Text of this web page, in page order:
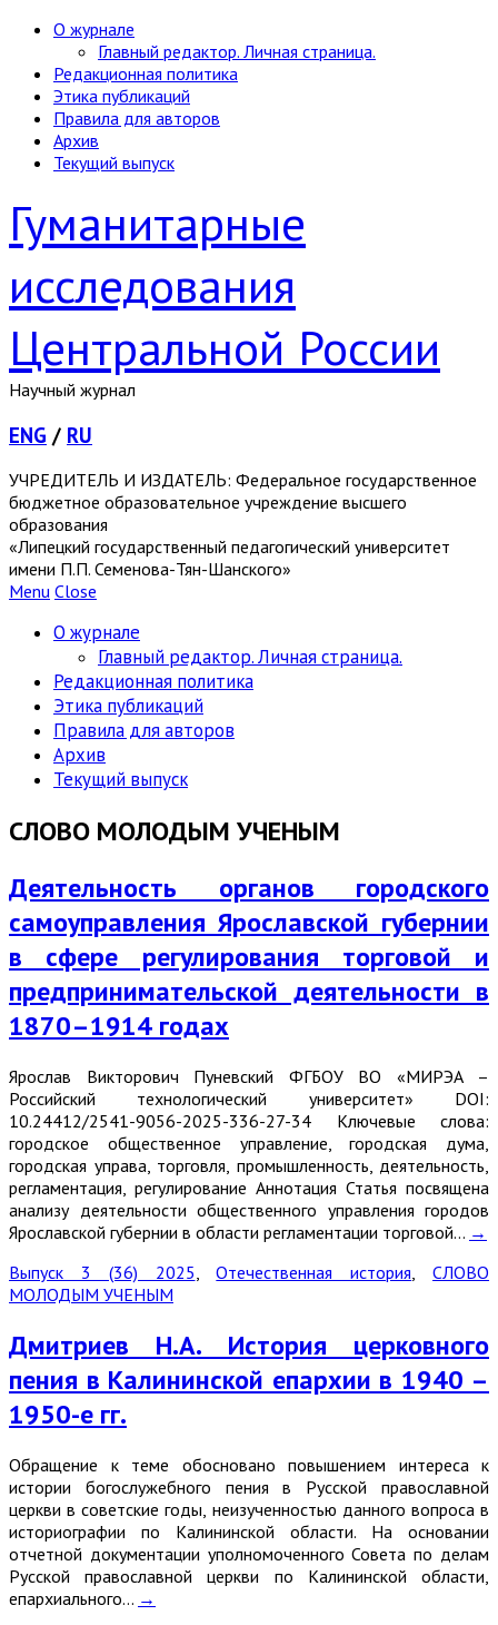
О журнале
Главный редактор. Личная страница.
Редакционная политика
Этика публикаций
Правила для авторов
Архив
Текущий выпуск
Гуманитарные
исследования
Центральной России
Научный журнал
ENG / RU
УЧРЕДИТЕЛЬ И ИЗДАТЕЛЬ: Федеральное государственное
бюджетное образовательное учреждение высшего
образования
«Липецкий государственный педагогический университет
имени П.П. Семенова-Тян-Шанского»
Menu Close
О журнале
Главный редактор. Личная страница.
Редакционная политика
Этика публикаций
Правила для авторов
Архив
Текущий выпуск
СЛОВО МОЛОДЫМ УЧЕНЫМ
Деятельность органов городского
самоуправления Ярославской губернии
в сфере регулирования торговой и
предпринимательской деятельности в
1870–1914 годах
Ярослав Викторович Пуневский ФГБОУ ВО «МИРЭА –
Российский технологический университет» DOI:
10.24412/2541-9056-2025-336-27-34 Ключевые слова:
городское общественное управление, городская дума,
городская управа, торговля, промышленность, деятельность,
регламентация, регулирование Аннотация Статья посвящена
анализу деятельности общественного управления городов
Ярославской губернии в области регламентации торговой… →
Выпуск 3 (36) 2025,Отечественная история,СЛОВО
МОЛОДЫМ УЧЕНЫМ
Дмитриев Н.А. История церковного
пения в Калининской епархии в 1940 –
1950-е гг.
Обращение к теме обосновано повышением интереса к
истории богослужебного пения в Русской православной
церкви в советские годы, неизученностью данного вопроса в
историографии по Калининской области. На основании
отчетной документации уполномоченного Совета по делам
Русской православной церкви по Калининской области,
епархиального… →